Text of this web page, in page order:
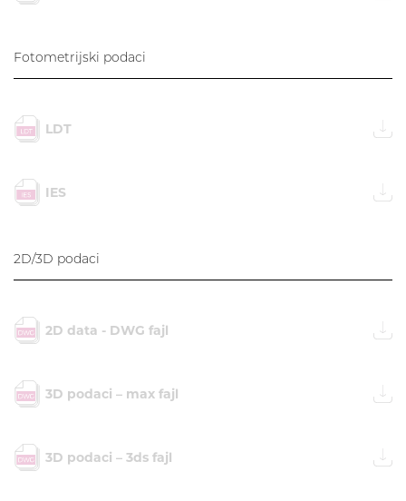
Fotometrijski podaci
LDT
IES
2D/3D podaci
2D data - DWG fajl
3D podaci – max fajl
3D podaci – 3ds fajl